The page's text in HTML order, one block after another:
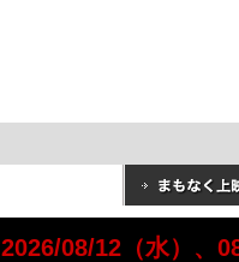
2026/08/12（水）、